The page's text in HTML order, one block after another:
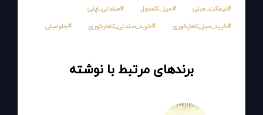
#نیمکت_مبلی #میز_کنسول
#صندلی_اپنی
#خرید_میز_ناهارخوری
#خرید_صندلی_ناهارخوری #جلومبلی
برندهای مرتبط با نوشته